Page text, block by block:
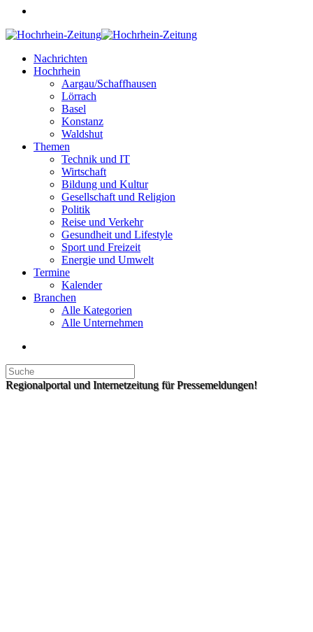
Nachrichten
Hochrhein
Aargau/Schaffhausen
Lörrach
Basel
Konstanz
Waldshut
Themen
Technik und IT
Wirtschaft
Bildung und Kultur
Gesellschaft und Religion
Politik
Reise und Verkehr
Gesundheit und Lifestyle
Sport und Freizeit
Energie und Umwelt
Termine
Kalender
Branchen
Alle Kategorien
Alle Unternehmen
Regionalportal und Internetzeitung für Pressemeldungen!